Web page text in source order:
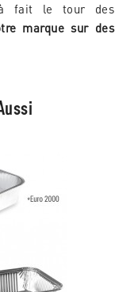
fait le tour des
marque sur des